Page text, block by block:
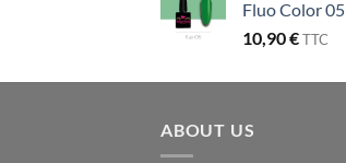
Fluo Color 05
10,90€TTC
ABOUT US